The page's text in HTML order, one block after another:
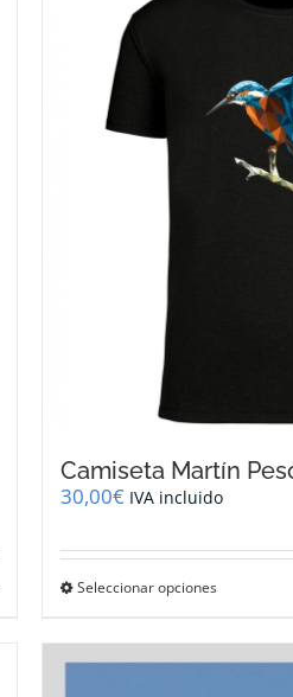
se
pueden
elegir
en
Camiseta Martín
30,00€ IVA incluido
Seleccionar opcionesEste